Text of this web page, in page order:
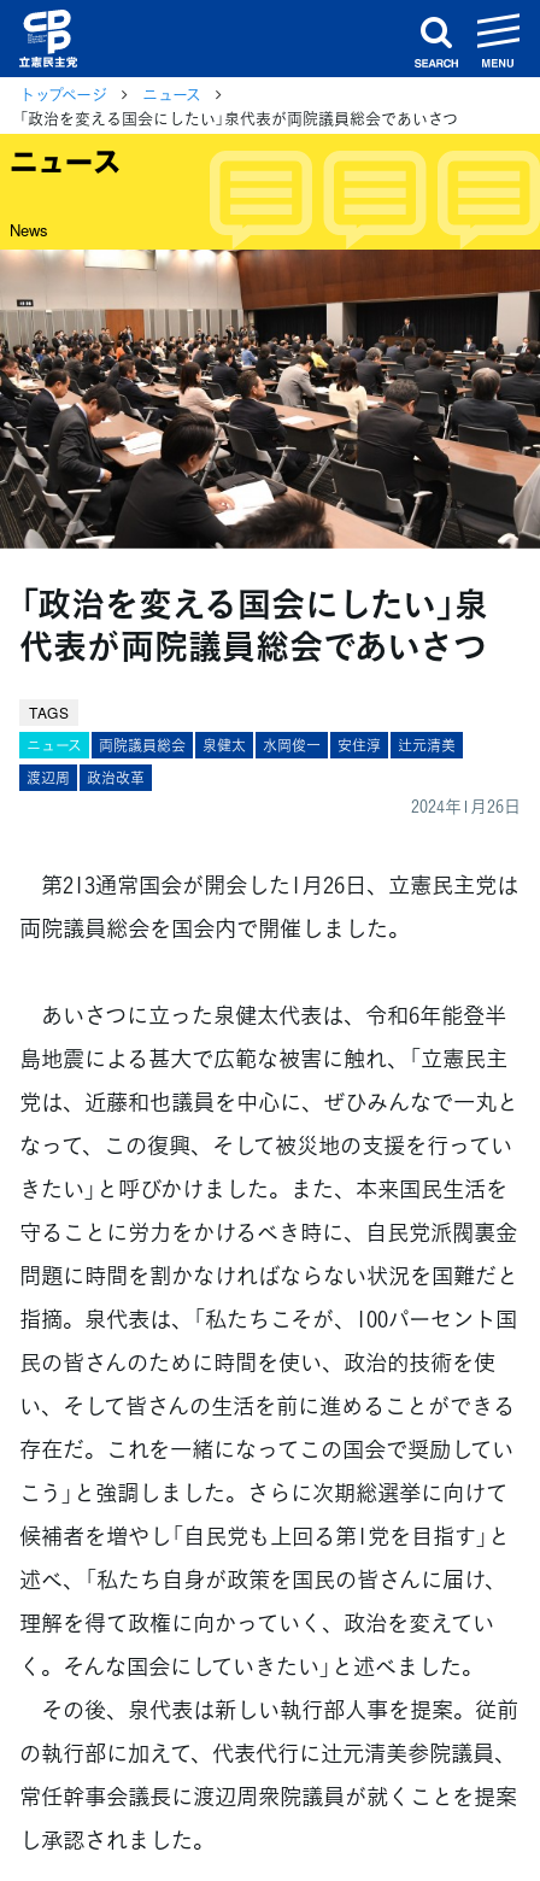
search
トップページ
ニュース
「政治を変える国会にしたい」泉代表が両院議員総会であいさつ
ニュース
News
「政治を変える国会にしたい」泉
代表が両院議員総会であいさつ
TAGS
ニュース 両院議員総会 泉健太 水岡俊一 安住淳
辻元清美
渡辺周
政治改革
2024年1月26日
第213通常国会が開会した1月26日、立憲民主党は
両院議員総会を国会内で開催しました。
あいさつに立った泉健太代表は、令和6年能登半
島地震による甚大で広範な被害に触れ、「立憲民主
党は、近藤和也議員を中心に、ぜひみんなで一丸と
なって、この復興、そして被災地の支援を行ってい
きたい」と呼びかけました。また、本来国民生活を
守ることに労力をかけるべき時に、自民党派閥裏金
問題に時間を割かなければならない状況を国難だと
指摘。泉代表は、「私たちこそが、100パーセント国
民の皆さんのために時間を使い、政治的技術を使
い、そして皆さんの生活を前に進めることができる
存在だ。これを一緒になってこの国会で奨励してい
こう」と強調しました。さらに次期総選挙に向けて
候補者を増やし「自民党も上回る第1党を目指す」と
述べ、「私たち自身が政策を国民の皆さんに届け、
理解を得て政権に向かっていく、政治を変えてい
く。そんな国会にしていきたい」と述べました。
その後、泉代表は新しい執行部人事を提案。従前
の執行部に加えて、代表代行に辻󠄀元清美参院議員、
常任幹事会議長に渡辺周衆院議員が就くことを提案
し承認されました。